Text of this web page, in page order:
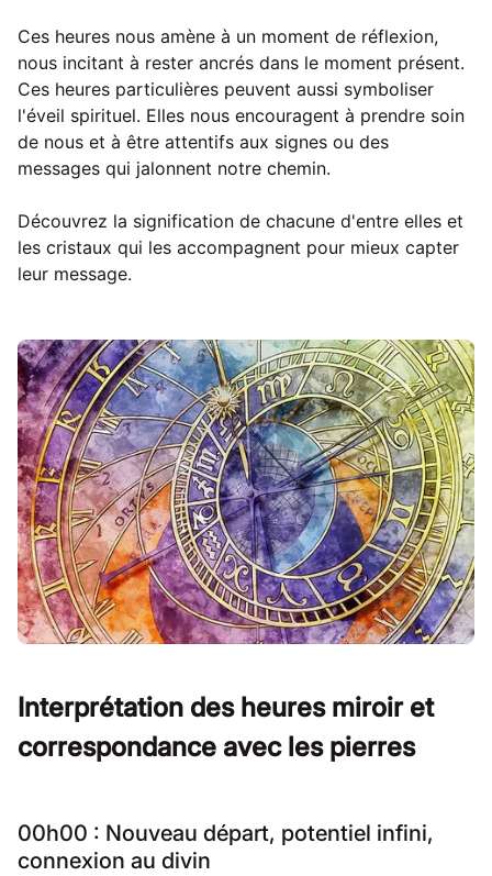
Ces heures nous amène à un moment de réflexion,
nous incitant à rester ancrés dans le moment présent.
Ces heures particulières peuvent aussi symboliser
l'éveil spirituel. Elles nous encouragent à prendre soin
de nous et à être attentifs aux signes ou des
messages qui jalonnent notre chemin.
Découvrez la signification de chacune d'entre elles et
les cristaux qui les accompagnent pour mieux capter
leur message.
Interprétation des heures miroir et
correspondance avec les pierres
00h00 : Nouveau départ, potentiel infini,
connexion au divin